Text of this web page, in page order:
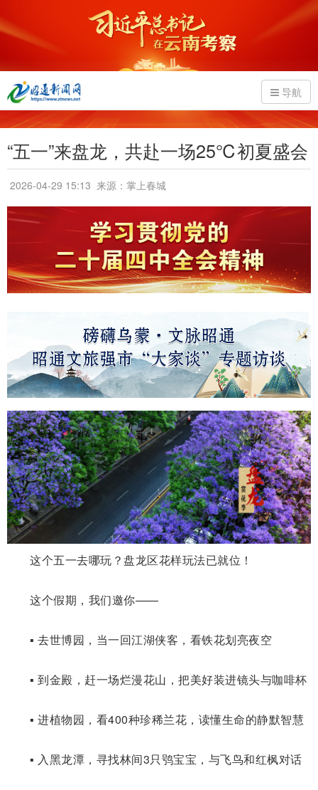
导航
“五一”来盘龙，共赴一场25℃初夏盛会
2026-04-29 15:13 来源：掌上春城
这个五一去哪玩？盘龙区花样玩法已就位！
这个假期，我们邀你——
▪ 去世博园，当一回江湖侠客，看铁花划亮夜空
▪ 到金殿，赶一场烂漫花山，把美好装进镜头与咖啡杯
▪ 进植物园，看400种珍稀兰花，读懂生命的静默智慧
▪ 入黑龙潭，寻找林间3只鸮宝宝，与飞鸟和红枫对话